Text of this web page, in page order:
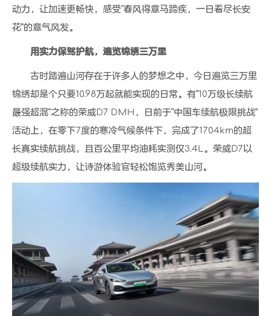
动力，让加速更畅快，感受“春风得意马蹄疾，一日看尽长安
花”的意气风发。
用实力保驾护航，遍览锦绣三万里
古时踏遍山河存在于许多人的梦想之中，今日遍览三万里
锦绣却是个只要10.98万起就能实现的日常。有“10万级长续航
最强超混”之称的荣威D7 DMH，日前于“中国车续航极限挑战”
活动上，在零下7度的寒冷气候条件下，完成了1704km的超
长真实续航挑战，且百公里平均油耗实测仅3.4L。荣威D7以
超级续航实力，让诗游体验官轻松饱览秀美山河。